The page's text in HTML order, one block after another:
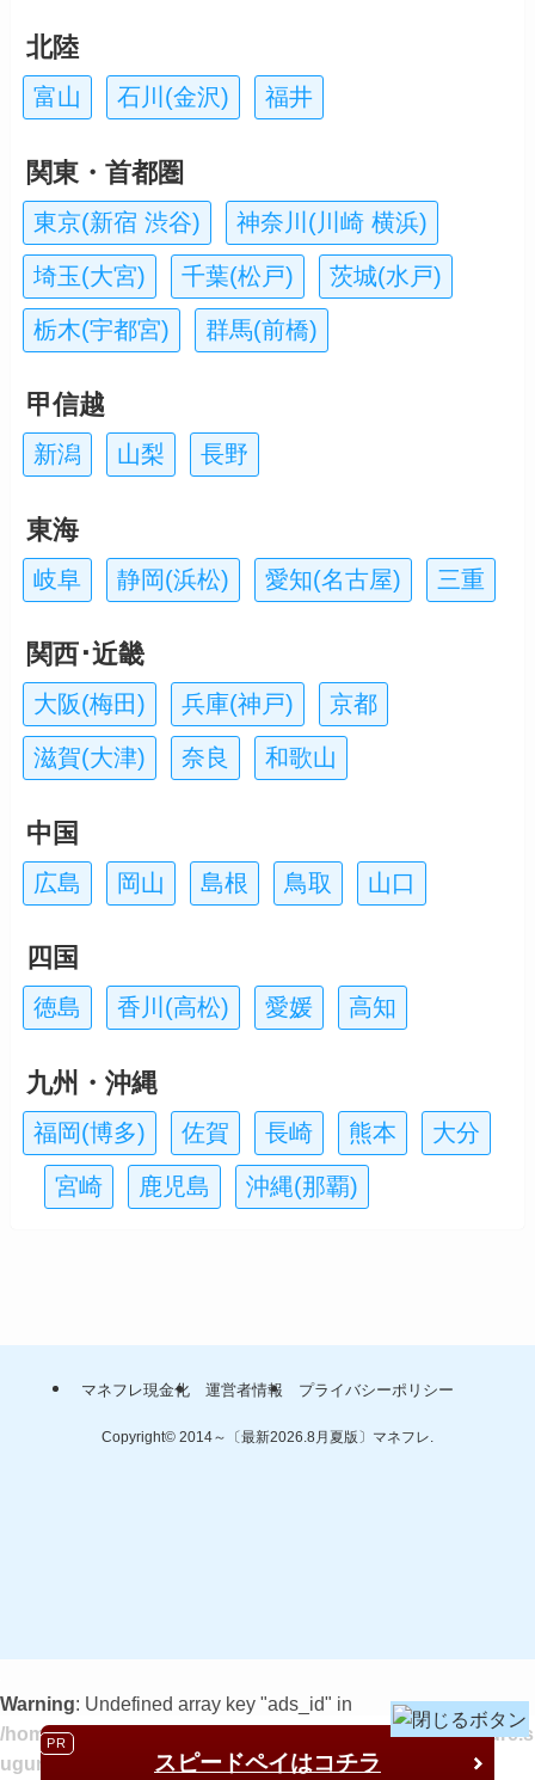
北陸
富山 石川(金沢) 福井
関東・首都圏
東京(新宿 渋谷) 神奈川(川崎 横浜)
埼玉(大宮) 千葉(松戸) 茨城(水戸)
栃木(宇都宮) 群馬(前橋)
甲信越
新潟 山梨 長野
東海
岐阜 静岡(浜松) 愛知(名古屋) 三重
関西･近畿
大阪(梅田) 兵庫(神戸) 京都
滋賀(大津) 奈良 和歌山
中国
広島 岡山 島根 鳥取 山口
四国
徳島 香川(高松) 愛媛 高知
九州・沖縄
福岡(博多) 佐賀 長崎 熊本 大分
宮崎 鹿児島 沖縄(那覇)
マネフレ現金化 運営者情報 プライバシーポリシー
Copyright© 2014～〔最新2026.8月夏版〕マネフレ.
Warning: Undefined array key "ads_id" in
/home/suguretacojp/sugureta.co.jp/public_html/manefure.s
ugureta.co.jp/wp- スピードペイはコチラ